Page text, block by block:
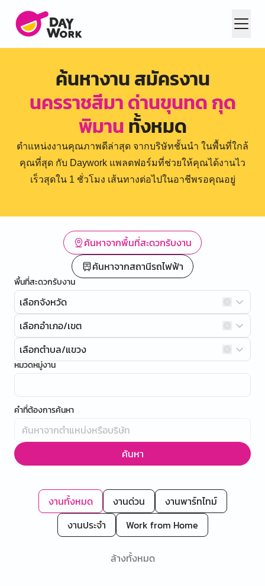
ค้นหางาน สมัครงาน
นครราชสีมา ด่านขุนทด กุด
พิมานทั้งหมด
ตำแหน่งงานคุณภาพดีล่าสุด จากบริษัทชั้นนำ ในพื้นที่ใกล้
คุณที่สุด กับ Daywork แพลตฟอร์มที่ช่วยให้คุณได้งานไว
เร็วสุดใน 1 ชั่วโมง เส้นทางต่อไปในอาชีพรอคุณอยู่
ค้นหาจากพื้นที่สะดวกรับงาน
ค้นหาจากสถานีรถไฟฟ้า
พื้นที่สะดวกรับงาน
เลือกจังหวัด
เลือกอำเภอ/เขต
เลือกตำบล/แขวง
หมวดหมู่งาน
คำที่ต้องการค้นหา
ค้นหา
งานทั้งหมด งานด่วน
งานพาร์ทไทม์
งานประจำ
Work from Home
ล้างทั้งหมด